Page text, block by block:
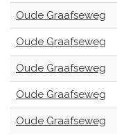
Oude Graafseweg
Oude Graafseweg
Oude Graafseweg
Oude Graafseweg
Oude Graafseweg